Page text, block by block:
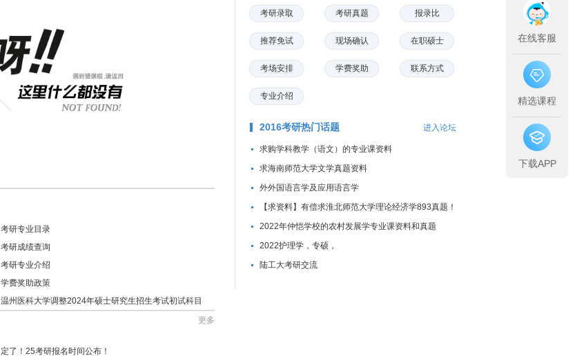
考研专业目录
考研成绩查询
考研专业介绍
学费奖助政策
温州医科大学调整2024年硕士研究生招生考试初试科目
更多
定了！25考研报名时间公布！
考研录取 考研真题 报录比
推荐免试 现场确认 在职硕士
考场安排 学费奖助 联系方式
专业介绍
2016考研热门话题 进入论坛
求购学科教学（语文）的专业课资料
求海南师范大学文学真题资料
外外国语言学及应用语言学
【求资料】有偿求淮北师范大学理论经济学893真题！
2022年仲恺学校的农村发展学专业课资料和真题
2022护理学，专硕，
陆工大考研交流
在线客服
精选课程
下载APP